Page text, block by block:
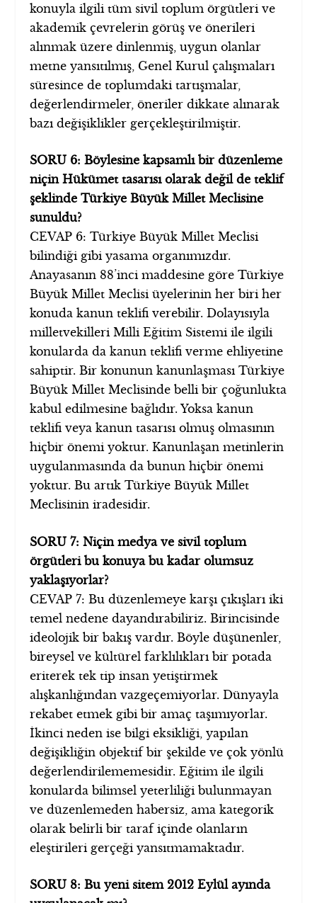
konuyla ilgili tüm sivil toplum örgütleri ve
akademik çevrelerin görüş ve önerileri
alınmak üzere dinlenmiş, uygun olanlar
metne yansıtılmış, Genel Kurul çalışmaları
süresince de toplumdaki tartışmalar,
değerlendirmeler, öneriler dikkate alınarak
bazı değişiklikler gerçekleştirilmiştir.
SORU 6: Böylesine kapsamlı bir düzenleme
niçin Hükümet tasarısı olarak değil de teklif
şeklinde Türkiye Büyük Millet Meclisine
sunuldu?
CEVAP 6: Türkiye Büyük Millet Meclisi
bilindiği gibi yasama organımızdır.
Anayasanın 88’inci maddesine göre Türkiye
Büyük Millet Meclisi üyelerinin her biri her
konuda kanun teklifi verebilir. Dolayısıyla
milletvekilleri Milli Eğitim Sistemi ile ilgili
konularda da kanun teklifi verme ehliyetine
sahiptir. Bir konunun kanunlaşması Türkiye
Büyük Millet Meclisinde belli bir çoğunlukta
kabul edilmesine bağlıdır. Yoksa kanun
teklifi veya kanun tasarısı olmuş olmasının
hiçbir önemi yoktur. Kanunlaşan metinlerin
uygulanmasında da bunun hiçbir önemi
yoktur. Bu artık Türkiye Büyük Millet
Meclisinin iradesidir.
SORU 7: Niçin medya ve sivil toplum
örgütleri bu konuya bu kadar olumsuz
yaklaşıyorlar?
CEVAP 7: Bu düzenlemeye karşı çıkışları iki
temel nedene dayandırabiliriz. Birincisinde
ideolojik bir bakış vardır. Böyle düşünenler,
bireysel ve kültürel farklılıkları bir potada
eriterek tek tip insan yetiştirmek
alışkanlığından vazgeçemiyorlar. Dünyayla
rekabet etmek gibi bir amaç taşımıyorlar.
İkinci neden ise bilgi eksikliği, yapılan
değişikliğin objektif bir şekilde ve çok yönlü
değerlendirilememesidir. Eğitim ile ilgili
konularda bilimsel yeterliliği bulunmayan
ve düzenlemeden habersiz, ama kategorik
olarak belirli bir taraf içinde olanların
eleştirileri gerçeği yansıtmamaktadır.
SORU 8: Bu yeni sitem 2012 Eylül ayında